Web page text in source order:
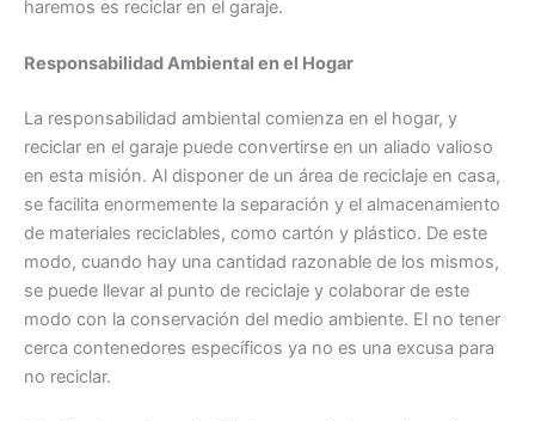
haremos es reciclar en el garaje.
Responsabilidad Ambiental en el Hogar
La responsabilidad ambiental comienza en el hogar, y
reciclar en el garaje puede convertirse en un aliado valioso
en esta misión. Al disponer de un área de reciclaje en casa,
se facilita enormemente la separación y el almacenamiento
de materiales reciclables, como cartón y plástico. De este
modo, cuando hay una cantidad razonable de los mismos,
se puede llevar al punto de reciclaje y colaborar de este
modo con la conservación del medio ambiente. El no tener
cerca contenedores específicos ya no es una excusa para
no reciclar.